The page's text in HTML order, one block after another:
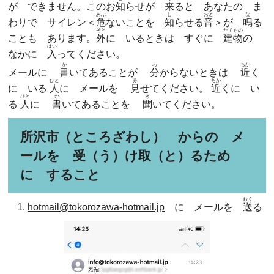
が できません。このお知らせが来ると あなたの ま
わりで サイレン＜危
あぶ
ないことを知
し
らせる音
おと
＞が鳴
な
る
ことも あります。外
そと
に いるときは すぐに建物
たてもの
の
なかに
入
はい
ってください。
メールに書
か
いてあることが分
わ
からないときは近
ちか
く
に いる 人
ひと
に メールを 見
み
せてください。近
ちか
くに い
る 人
ひと
に書
か
いてあることを 聞
き
いてください。
所沢市（ところざわし） からの メ
ールを 受（う）け取（と）るため
に すること
hotmail@tokorozawa-hotmail.jp に メールを送
おく
る